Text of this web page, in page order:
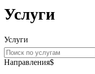
Услуги
Услуги
Направления$